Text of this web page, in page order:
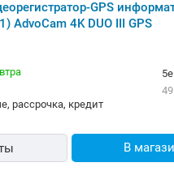
GPS
AdvoCam 4K DUO III GPS
рассрочка, кредит
В